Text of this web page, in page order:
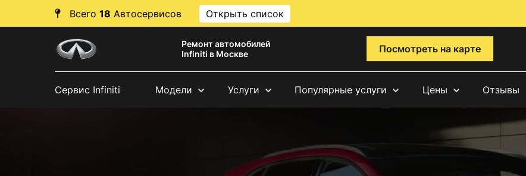
Всего 18 Автосервисов Открыть список
Ремонт автомобилей
Infiniti в Москве
Посмотреть на карте
Сервис Infiniti Модели Услуги Популярные услуги Цены Отзывы